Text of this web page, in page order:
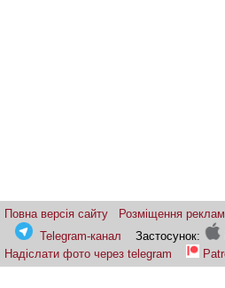
Повна версія сайту Розміщення
Telegram-канал
Застосунок:
Надіслати фото через telegram